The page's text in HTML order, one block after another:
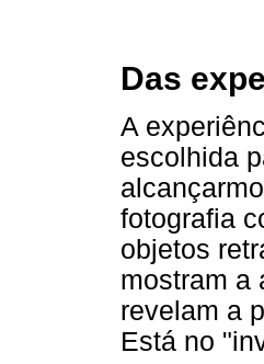
Das
A
escolhida
fotografia
objetos
mostram a
revelam a
Está no